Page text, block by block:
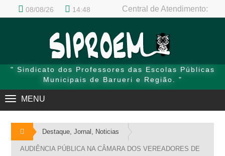
08/08/26 14:48
" Sindicato dos Professores das Escolas Públicas
Municipais de Barueri e Região. "
Central de Atendimento:
CENTRAL DE ATENDIMENTO: (11) 4201-1539
NAVIGATION
MENU
Destaque,Jornal , Noticias
AUDIÊNCIA PÚBLICA NA CÂMARA DOS VEREADORES DE